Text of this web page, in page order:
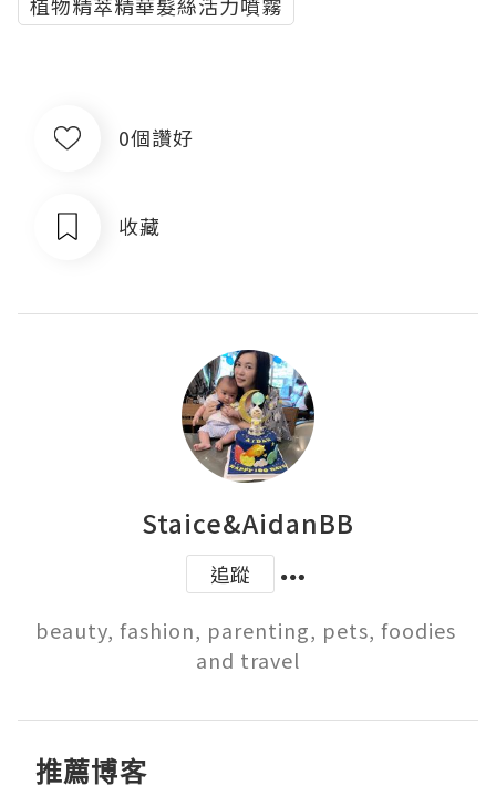
0個讚好
收藏
Staice&AidanBB
追蹤
beauty, fashion, parenting, pets, foodies
and travel
推薦博客